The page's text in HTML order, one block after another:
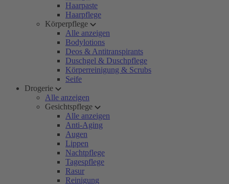
Haarpaste
Haarpflege
Körperpflege
Alle anzeigen
Bodylotions
Deos & Antitranspirants
Duschgel & Duschpflege
Körperreinigung & Scrubs
Seife
Drogerie
Alle anzeigen
Gesichtspflege
Alle anzeigen
Anti-Aging
Augen
Lippen
Nachtpflege
Tagespflege
Rasur
Reinigung